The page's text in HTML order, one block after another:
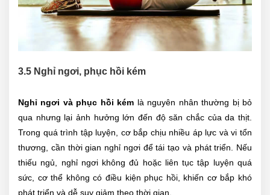
3.5 Nghỉ ngơi, phục hồi kém
Nghỉ ngơi và phục hồi kém là nguyên nhân thường bị bỏ
qua nhưng lại ảnh hưởng lớn đến độ săn chắc của da thịt.
Trong quá trình tập luyện, cơ bắp chịu nhiều áp lực và vi tổn
thương, cần thời gian nghỉ ngơi để tái tạo và phát triển. Nếu
thiếu ngủ, nghỉ ngơi không đủ hoặc liên tục tập luyện quá
sức, cơ thể không có điều kiện phục hồi, khiến cơ bắp khó
phát triển và dễ suy giảm theo thời gian.